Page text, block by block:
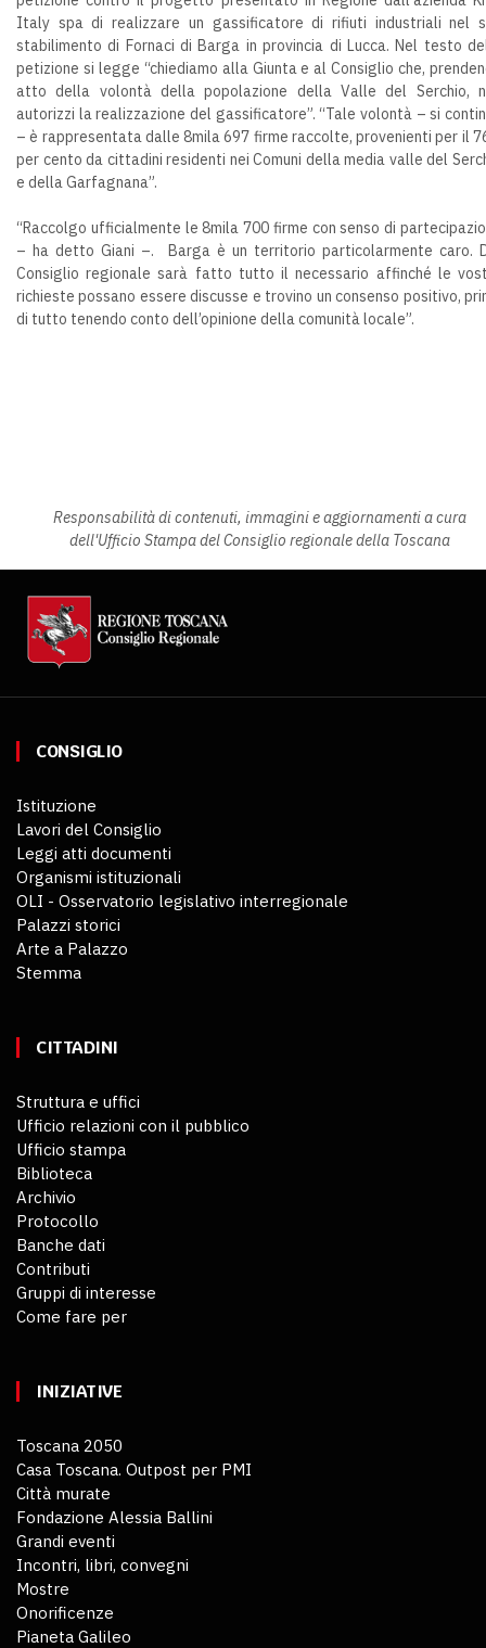
Italy spa di realizzare un gassificatore di rifiuti industriali nel
stabilimento di Fornaci di Barga in provincia di Lucca. Nel testo
petizione si legge “chiediamo alla Giunta e al Consiglio che,
atto della volontà della popolazione della Valle del Serchio,
autorizzi la realizzazione del gassificatore”. “Tale volontà – si
– è rappresentata dalle 8mila 697 firme raccolte, provenienti per il
per cento da cittadini residenti nei Comuni della media valle del
e della Garfagnana”.
“Raccolgo ufficialmente le 8mila 700 firme con senso di
– ha detto Giani –. Barga è un territorio particolarmente caro.
Consiglio regionale sarà fatto tutto il necessario affinché le
richieste possano essere discusse e trovino un consenso positivo,
di tutto tenendo conto dell’opinione della comunità locale”.
Responsabilità di contenuti, immagini e aggiornamenti a cura
dell'Ufficio Stampa del Consiglio regionale della Toscana
CONSIGLIO
Istituzione
Lavori del Consiglio
Leggi atti documenti
Organismi istituzionali
OLI - Osservatorio legislativo interregionale
Palazzi storici
Arte a Palazzo
Stemma
CITTADINI
Struttura e uffici
Ufficio relazioni con il pubblico
Ufficio stampa
Biblioteca
Archivio
Protocollo
Banche dati
Contributi
Gruppi di interesse
Come fare per
INIZIATIVE
Toscana 2050
Casa Toscana. Outpost per PMI
Città murate
Fondazione Alessia Ballini
Grandi eventi
Incontri, libri, convegni
Mostre
Onorificenze
Pianeta Galileo